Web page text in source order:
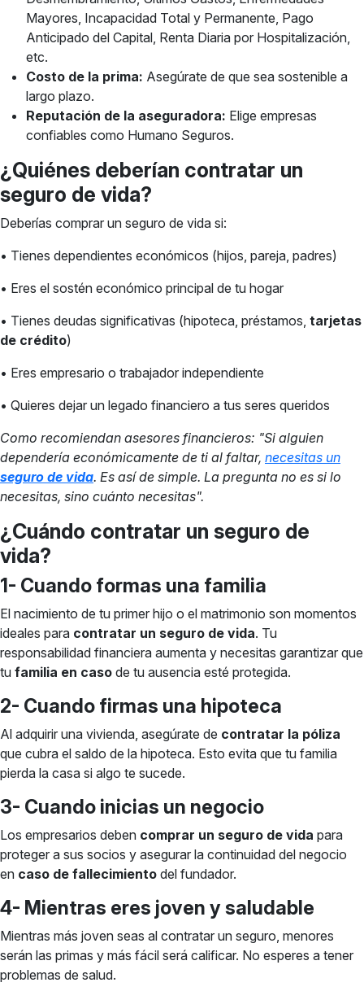
Mayores, Incapacidad Total y Permanente, Pago
Anticipado del Capital, Renta Diaria por Hospitalización,
etc.
Costo de la prima: Asegúrate de que sea sostenible a
largo plazo.
Reputación de la aseguradora: Elige empresas
confiables como Humano Seguros.
¿Quiénes deberían contratar un
seguro de vida?
Deberías comprar un seguro de vida si:
• Tienes dependientes económicos (hijos, pareja, padres)
• Eres el sostén económico principal de tu hogar
• Tienes deudas significativas (hipoteca, préstamos, tarjetas
de crédito)
• Eres empresario o trabajador independiente
• Quieres dejar un legado financiero a tus seres queridos
Como recomiendan asesores financieros: "Si alguien
dependería económicamente de ti al faltar, necesitas un
seguro de vida. Es así de simple. La pregunta no es si lo
necesitas, sino cuánto necesitas".
¿Cuándo contratar un seguro de
vida?
1- Cuando formas una familia
El nacimiento de tu primer hijo o el matrimonio son momentos
ideales para contratar un seguro de vida. Tu
responsabilidad financiera aumenta y necesitas garantizar que
tu familia en caso de tu ausencia esté protegida.
2- Cuando firmas una hipoteca
Al adquirir una vivienda, asegúrate de contratar la póliza
que cubra el saldo de la hipoteca. Esto evita que tu familia
pierda la casa si algo te sucede.
3- Cuando inicias un negocio
Los empresarios deben comprar un seguro de vida para
proteger a sus socios y asegurar la continuidad del negocio
en caso de fallecimiento del fundador.
4- Mientras eres joven y saludable
Mientras más joven seas al contratar un seguro, menores
serán las primas y más fácil será calificar. No esperes a tener
problemas de salud.